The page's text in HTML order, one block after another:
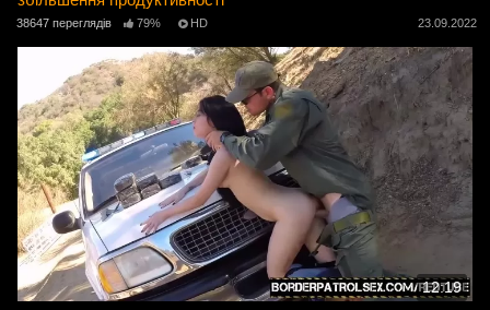
38647 переглядів 79% HD 23.09.2022
12:19